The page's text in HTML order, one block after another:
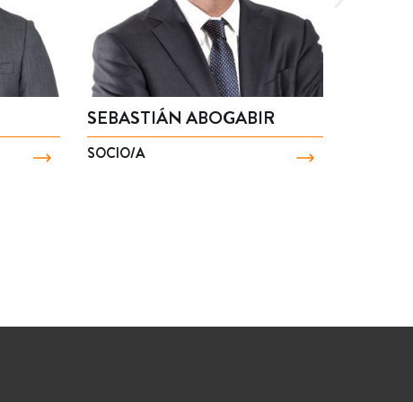
SEBASTIÁN ABOGABIR
SOCIO/A